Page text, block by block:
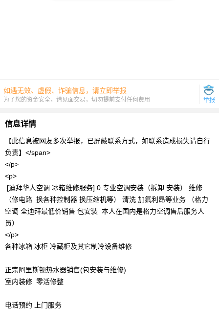
如遇无效、虚假、诈骗信息，请立即举报
为了您的资金安全，请见面交易，切勿提前支付任何费用 举报
信息详情
【此信息被网友多次举报，已屏蔽联系方式，如联系造成损失请自行
负责】</span>
</p>
<p>
[迪拜华人空调 冰箱维修服务] 0 专业空调安装（拆卸 安装） 维修
（修电路 换各种控制器 换压缩机等） 清洗 加氟利昂等业务 （格力
空调 全迪拜最低价销售 包安装 本人在国内是格力空调售后服务人
员）
</p>
各种冰箱 冰柜 冷藏柜及其它制冷设备维修
正宗阿里斯顿热水器销售(包安装与维修)
室内装修 零活修整
电话预约 上门服务